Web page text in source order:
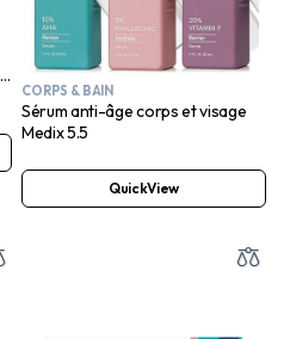
CORPS & BAIN
Sérum anti-âge corps et visage
Medix 5.5
QuickView